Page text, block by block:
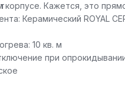
корпусе. Кажется, это
Керамический ROYAL
10 кв. м
при